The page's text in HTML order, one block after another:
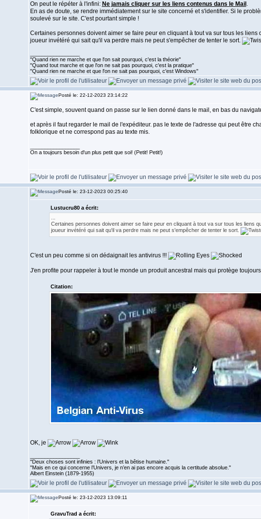
On peut le répéter à l'infini: Ne jamais cliquer sur les liens contenus dans le Mail .
En as de doute, se rendre immédiatement sur le site concerné et s'identifier. Si le
soulevé sur le site. C'est pourtant simple !
Certaines personnes doivent aimer se faire peur en cliquant à tout va sur tous les liens
joueur invétéré qui sait qu'il va perdre mais ne peut s'empêcher de tenter le sort.
"Quand rien ne marche et que l'on sait pourquoi, c'est la théorie"
"Quand tout marche et que l'on ne sait pas pourquoi, c'est la pratique"
"Quand rien ne marche et que l'on ne sait pas pourquoi, c'est Windows"
Posté le: 22-12-2023 23:14:22
C'est simple, souvent quand on passe sur le lien donné dans le mail, en bas du
et après il faut regarder le mail de l'expéditeur. pas le texte de l'adresse qui peut être
folklorique et ne correspond pas au texte mis.
On a toujours besoin d'un plus petit que soi! (Petit! Petit!)
Posté le: 23-12-2023 00:25:40
Lustucru80 a écrit:
Certaines personnes doivent aimer se faire peur en cliquant à tout va sur tous les liens
joueur invétéré qui sait qu'il va perdre mais ne peut s'empêcher de tenter le sort.
C'est un peu comme si on dédaignait les antivirus !!!
J'en profite pour rappeler à tout le monde un produit ancestral mais qui protège
Citation:
OK, je
''Deux choses sont infinies : l’Univers et la bêtise humaine."
"Mais en ce qui concerne l’Univers, je n’en ai pas encore acquis la certitude absolue.''
Albert Einstein (1879-1955)
Posté le: 23-12-2023 13:09:11
GravuTrad a écrit: